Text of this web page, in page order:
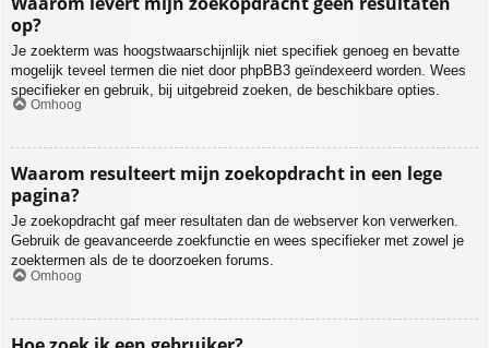
op?
Je zoekterm was hoogstwaarschijnlijk niet specifiek genoeg en bevatte
mogelijk teveel termen die niet door phpBB3 geïndexeerd worden. Wees
specifieker en gebruik, bij uitgebreid zoeken, de beschikbare opties.
Omhoog
Waarom resulteert mijn zoekopdracht in een lege
pagina?
Je zoekopdracht gaf meer resultaten dan de webserver kon verwerken.
Gebruik de geavanceerde zoekfunctie en wees specifieker met zowel je
zoektermen als de te doorzoeken forums.
Omhoog